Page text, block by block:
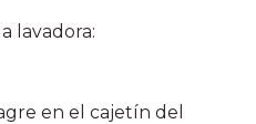
lavadora:
en el cajetín del